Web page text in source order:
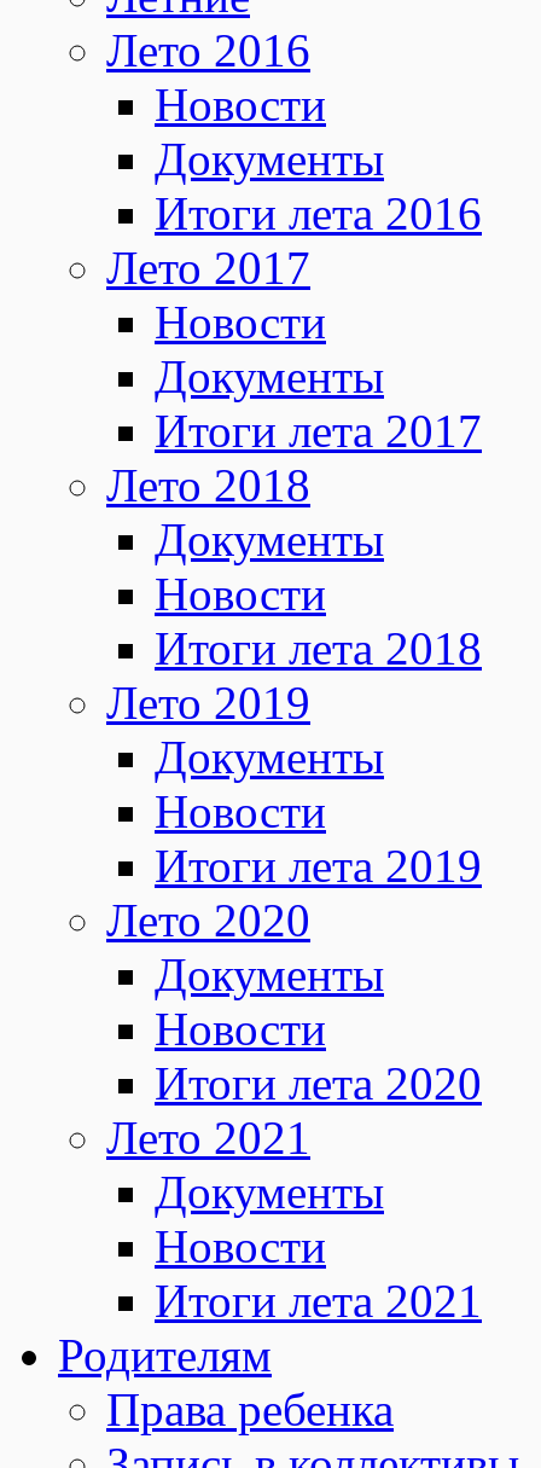
Лето 2016
Новости
Документы
Итоги лета 2016
Лето 2017
Новости
Документы
Итоги лета 2017
Лето 2018
Документы
Новости
Итоги лета 2018
Лето 2019
Документы
Новости
Итоги лета 2019
Лето 2020
Документы
Новости
Итоги лета 2020
Лето 2021
Документы
Новости
Итоги лета 2021
Родителям
Права ребенка